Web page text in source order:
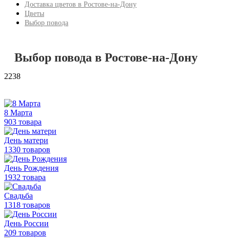
Доставка цветов в Ростове-на-Дону
Цветы
Выбор повода
Выбор повода в Ростове-на-Дону
2238
8 Марта
903 товара
День матери
1330 товаров
День Рождения
1932 товара
Свадьба
1318 товаров
День России
209 товаров